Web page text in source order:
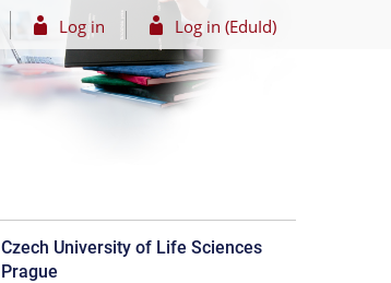
Log in Log in (EduId)
Czech University of Life Sciences
Prague